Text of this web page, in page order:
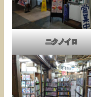
ニクノイロ